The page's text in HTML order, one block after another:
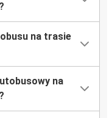
na trasie
na